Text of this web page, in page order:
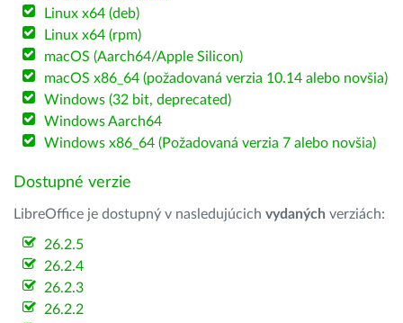
Linux x64 (deb)
Linux x64 (rpm)
macOS (Aarch64/Apple Silicon)
macOS x86_64 (požadovaná verzia 10.14 alebo novšia)
Windows (32 bit, deprecated)
Windows Aarch64
Windows x86_64 (Požadovaná verzia 7 alebo novšia)
Dostupné verzie
LibreOffice je dostupný v nasledujúcich vydaných verziách:
26.2.5
26.2.4
26.2.3
26.2.2